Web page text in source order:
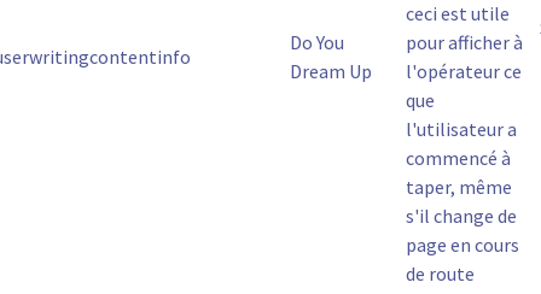
Do You
Dream Up
ceci est utile
pour afficher à
l'opérateur ce
que
l'utilisateur a
commencé à
taper, même
s'il change de
page en cours
de route